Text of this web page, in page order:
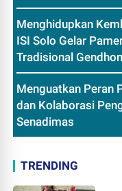
Menghidupkan
ISI Solo Gelar
Tradisional
Menguatkan Peran
dan Kolaborasi
Senadimas
TRENDING